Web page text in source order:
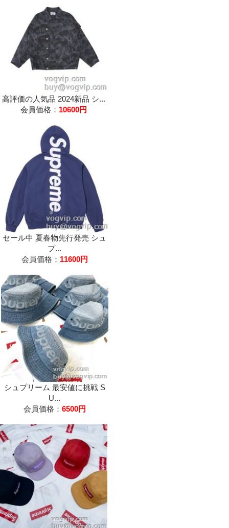
高評価の人気品 2024新品 シ...
会員価格： 10600円
セール中 夏春物先行発売 シュ
プ...
会員価格： 11600円
シュプリーム 最安値に挑戦 S
U...
会員価格： 6500円